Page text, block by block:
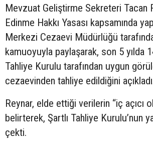
Mevzuat Geliştirme Sekreteri Tacan
Edinme Hakkı Yasası kapsamında
Merkezi Cezaevi Müdürlüğü
kamuoyuyla paylaşarak, son 5 yılda
Tahliye Kurulu tarafından uygun
cezaevinden tahliye edildiğini
Reynar, elde ettiği verilerin “iç açıcı
belirterek, Şartlı Tahliye Kurulu’nun
çekti.